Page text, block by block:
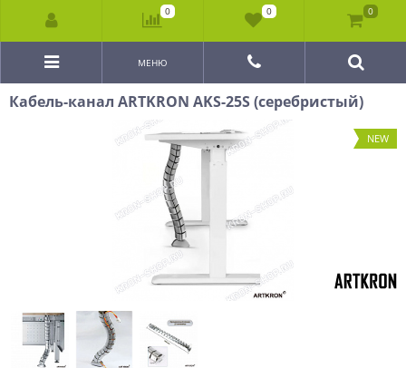
МЕНЮ
Кабель-канал ARTKRON AKS-25S (серебристый)
NEW
0 0 0